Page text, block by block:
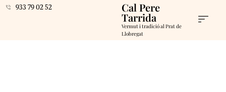
933 79 02 52 Cal Pere
Tarrida
Vermut i tradició al Prat de
Llobregat